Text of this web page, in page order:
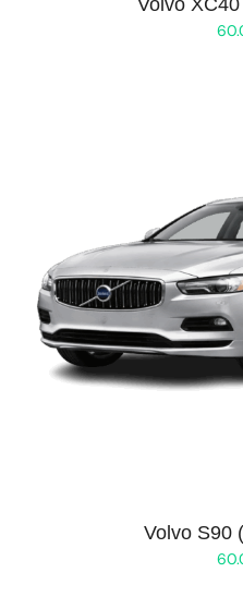
Volvo S90